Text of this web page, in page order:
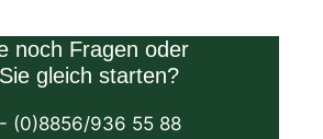
noch Fragen oder
gleich starten?
(0)8856/936 55 88